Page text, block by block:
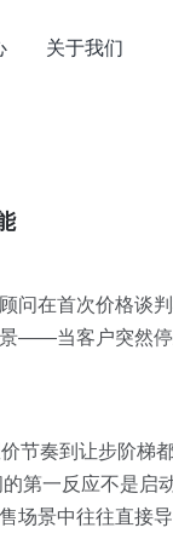
关于我们
在首次价格谈
——当客户突然
节奏到让步阶梯
的第一反应不是
场景中往往直接导